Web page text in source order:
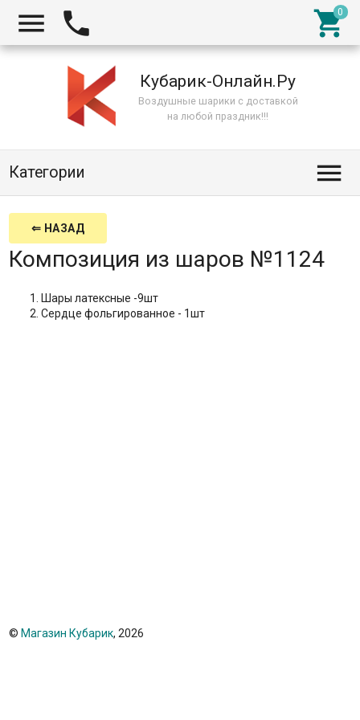
  
Кубарик-Онлайн.Ру
Воздушные шарики с доставкой
на любой праздник!!!
Категории 
⇐ НАЗАД
Композиция из шаров №1124
Шары латексные -9шт
Сердце фольгированное - 1шт
© Магазин Кубарик, 2026